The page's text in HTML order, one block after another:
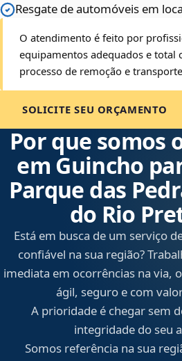
Resgate de automóveis em
O atendimento é feito por
equipamentos adequados e total
processo de remoção e
SOLICITE SEU ORÇAMENTO
Por que somos
em Guincho
Parque das
do Rio
Está em busca de um serviço
confiável na sua região?
imediata em ocorrências na via,
ágil, seguro e com
A prioridade é chegar sem
integridade do seu
Somos referência na sua